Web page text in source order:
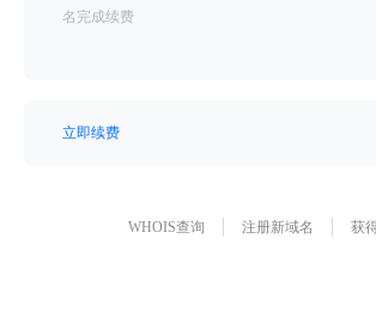
名完成续费
立即续费
WHOIS查询 注册新域名 获